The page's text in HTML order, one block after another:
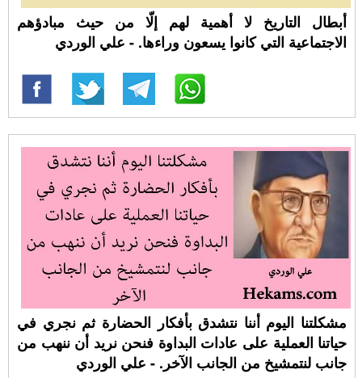
أبطال التاريخ لا أهمية لهم إلّا من حيث مبادؤهم
الاجتماعية التي كانوا يسعون وراءها. - علي الوردي
مشكلتنا اليوم أننا نتشدق بأفكار الحضارة ثم نجري في
حياتنا العملية على عادات البداوة فنحن نريد أن ننهب من
جانب لنتمشيخ من الجانب الآخر. - علي الوردي